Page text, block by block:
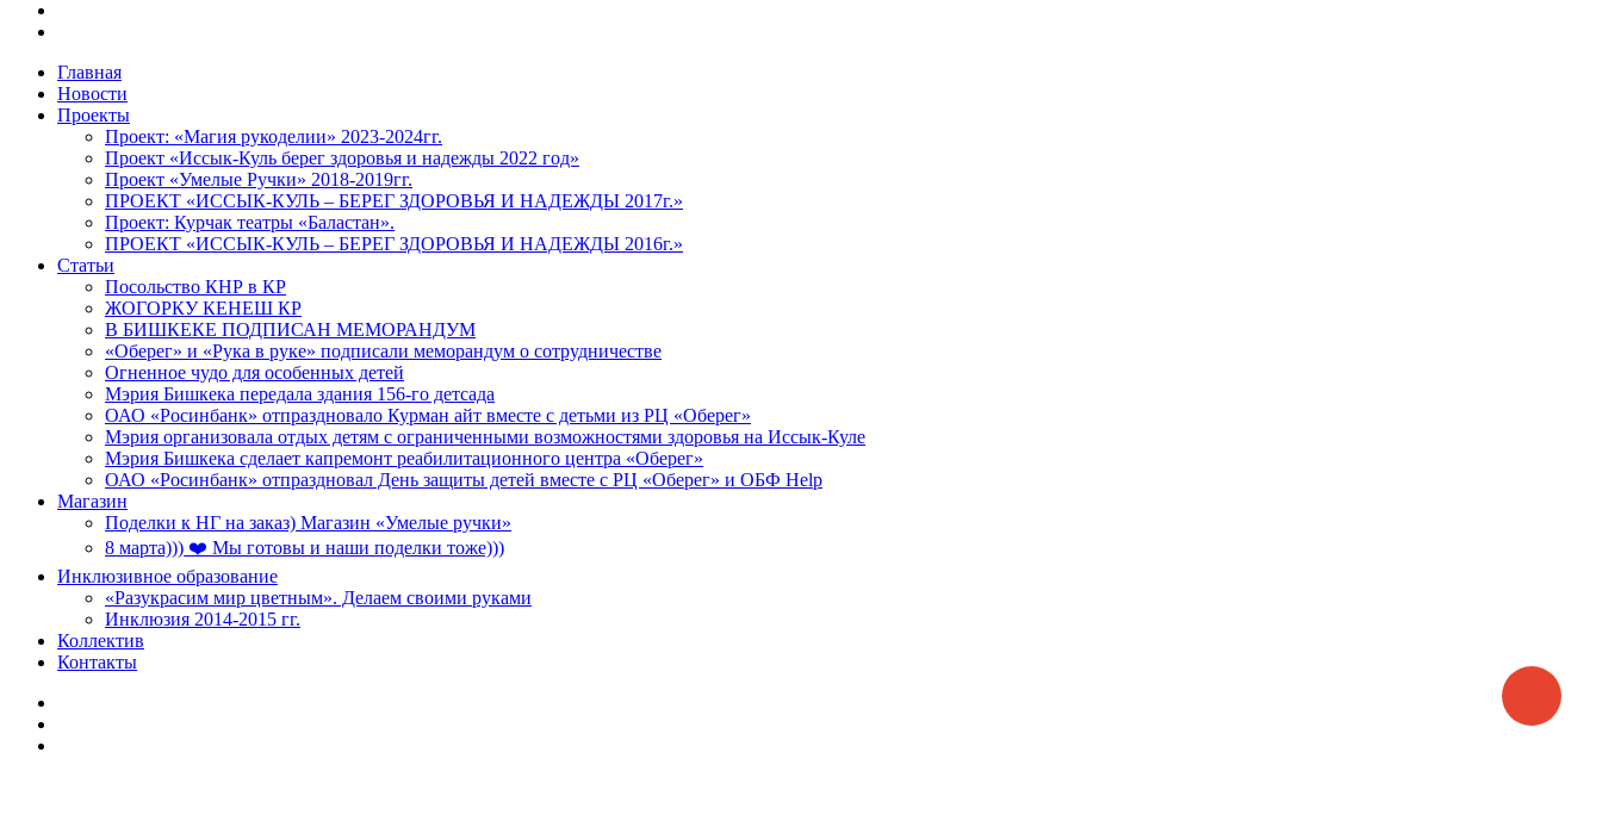
Close
Menu
Главная
Новости
Проекты
Проект: «Магия рукоделии» 2023-2024гг.
Проект «Иссык-Куль берег здоровья и надежды 2022 год»
Проект «Умелые Ручки» 2018-2019гг.
ПРОЕКТ «ИССЫК-КУЛЬ – БЕРЕГ ЗДОРОВЬЯ И НАДЕЖДЫ 2017г.»
Проект: Курчак театры «Баластан».
ПРОЕКТ «ИССЫК-КУЛЬ – БЕРЕГ ЗДОРОВЬЯ И НАДЕЖДЫ 2016г.»
Статьи
Посольство КНР в КР
ЖОГОРКУ КЕНЕШ КР
В БИШКЕКЕ ПОДПИСАН МЕМОРАНДУМ
«Оберег» и «Рука в руке» подписали меморандум о сотрудничестве
Огненное чудо для особенных детей
Мэрия Бишкека передала здания 156-го детсада
ОАО «Росинбанк» отпраздновало Курман айт вместе с детьми из РЦ «Оберег»
Мэрия организовала отдых детям с ограниченными возможностями здоровья на Иссык-Куле
Мэрия Бишкека сделает капремонт реабилитационного центра «Оберег»
ОАО «Росинбанк» отпраздновал День защиты детей вместе с РЦ «Оберег» и ОБФ Help
Магазин
Поделки к НГ на заказ) Магазин «Умелые ручки»
8 марта))) ❤️ Мы готовы и наши поделки тоже)))
Инклюзивное образование
«Разукрасим мир цветным». Делаем своими руками
Инклюзия 2014-2015 гг.
Коллектив
Контакты